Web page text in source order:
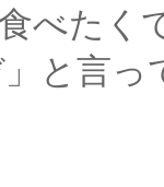
べた
と言